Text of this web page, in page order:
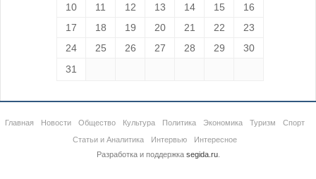
10
11 12 13 14 15
16
17
18 19 20 21 22
23
24
25 26 27 28 29
30
31
Главная Новости Общество Культура Политика Экономика Туризм
Спорт
Статьи и Аналитика
Интервью
Интересное
Разработка и поддержка segida.ru.